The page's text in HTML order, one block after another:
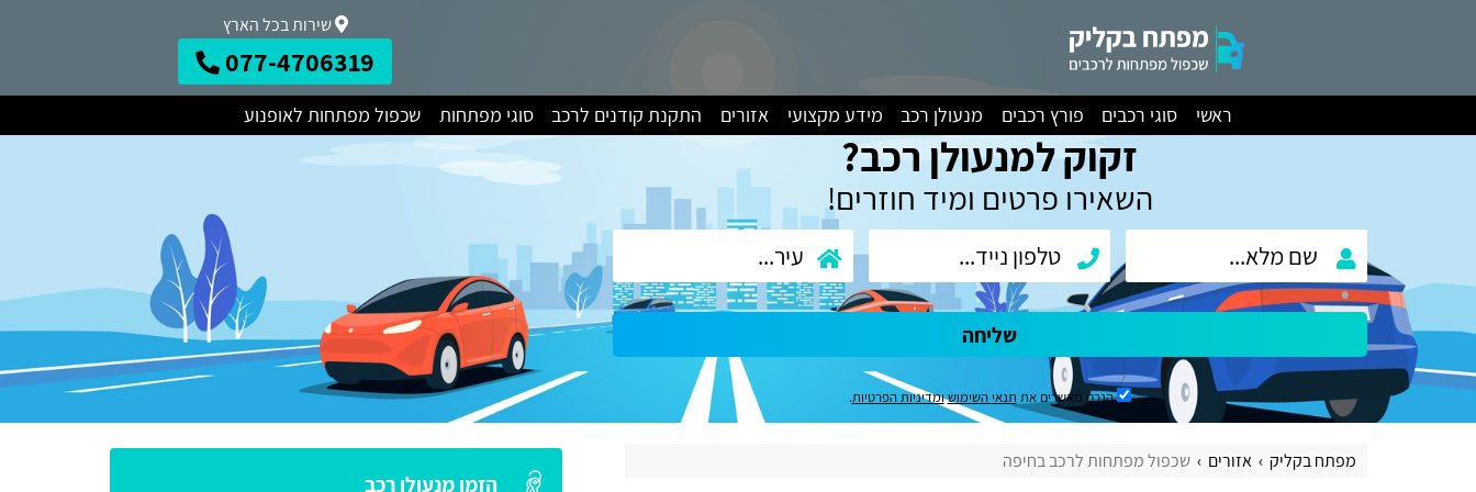
שירות בכל הארץ
077-4706319
ראשי סוגי רכבים פורץ רכבים מנעולן רכב מידע מקצועי אזורים התקנת קודנים לרכב סוגי מפתחות שכפול מפתחות לאופנוע
זקוק למנעולן רכב?
השאירו פרטים ומיד חוזרים!
שליחה
הנכם מאשרים את תנאי השימושומדיניות הפרטיות.
מפתח בקליק אזורים שכפול מפתחות לרכב בחיפה
הזמן מנעולן רכב